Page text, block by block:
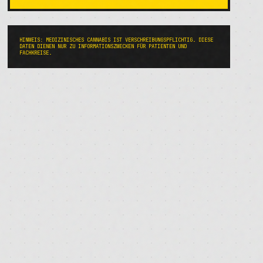
HINWEIS: MEDIZINISCHES CANNABIS IST VERSCHREIBUNGSPFLICHTIG. DIESE
DATEN DIENEN NUR ZU INFORMATIONSZWECKEN FÜR PATIENTEN UND
FACHKREISE.